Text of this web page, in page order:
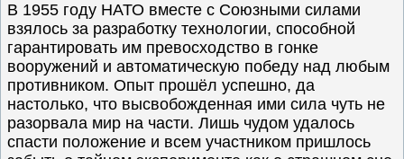
В 1955 году НАТО вместе с Союзными силами
взялось за разработку технологии, способной
гарантировать им превосходство в гонке
вооружений и автоматическую победу над любым
противником. Опыт прошёл успешно, да
настолько, что высвобожденная ими сила чуть не
разорвала мир на части. Лишь чудом удалось
спасти положение и всем участником пришлось